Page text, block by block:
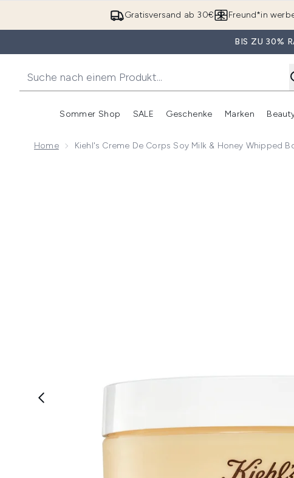
Gratisversand ab 30€ Freund*in
BIS ZU 30%
Sommer Shop
Untermenü Anmelden (Sommer Shop)
SALE
Untermenü Anmelden (SALE)
Geschenke Marken
Home Kiehl's Creme De Corps Soy Milk & Honey Whipped